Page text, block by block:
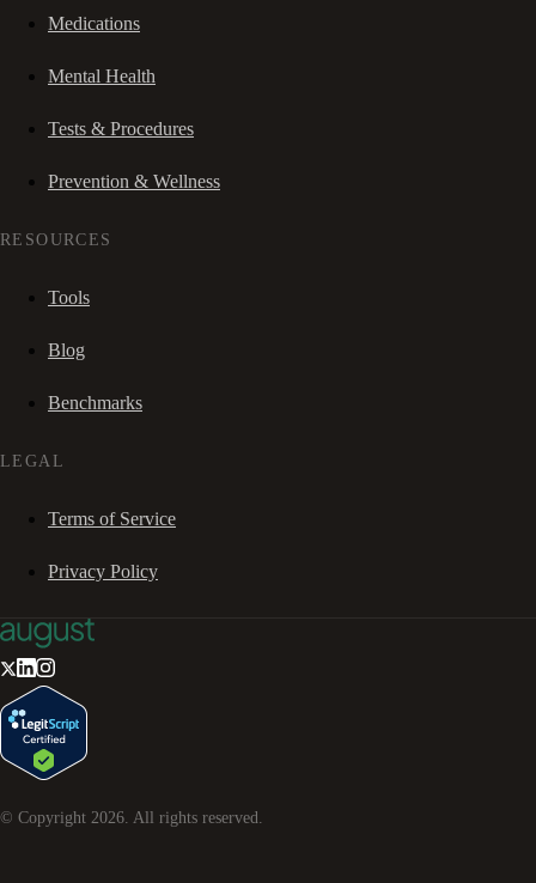
Medications
Mental Health
Tests & Procedures
Prevention & Wellness
RESOURCES
Tools
Blog
Benchmarks
LEGAL
Terms of Service
Privacy Policy
© Copyright 2026 . All rights reserved.